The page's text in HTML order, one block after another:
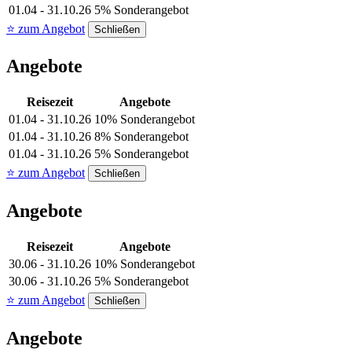
01.04 - 31.10.26 5% Sonderangebot
⭐ zum Angebot
Schließen
Angebote
Reisezeit
Angebote
01.04 - 31.10.26 10% Sonderangebot
01.04 - 31.10.26 8% Sonderangebot
01.04 - 31.10.26 5% Sonderangebot
⭐ zum Angebot
Schließen
Angebote
Reisezeit
Angebote
30.06 - 31.10.26 10% Sonderangebot
30.06 - 31.10.26 5% Sonderangebot
⭐ zum Angebot
Schließen
Angebote